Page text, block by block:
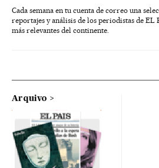
Cada semana en tu cuenta de correo una
reportajes y análisis de los periodistas de EL
más relevantes del continente.
Arquivo